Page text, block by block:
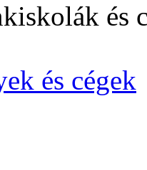
iskolák és
és cégek